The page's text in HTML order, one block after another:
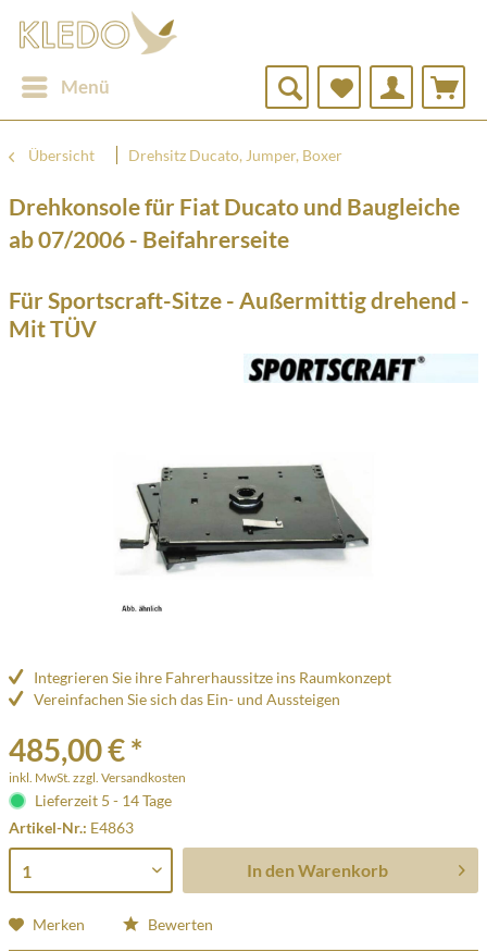
Menü
Übersicht Drehsitz Ducato, Jumper, Boxer
Drehkonsole für Fiat Ducato und Baugleiche
ab 07/2006 - Beifahrerseite
Für Sportscraft-Sitze - Außermittig drehend -
Mit TÜV
Integrieren Sie ihre Fahrerhaussitze ins Raumkonzept
Vereinfachen Sie sich das Ein- und Aussteigen
485,00 € *
inkl. MwSt. zzgl. Versandkosten
Lieferzeit 5 - 14 Tage
Artikel-Nr.: E4863
In den Warenkorb
Merken Bewerten